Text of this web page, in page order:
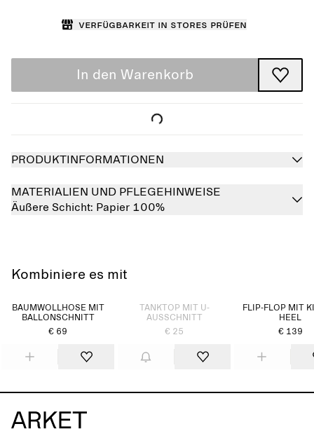
Verfügbarkeit in Stores prüfen
In den Warenkorb
PRODUKTINFORMATIONEN
MATERIALIEN UND PFLEGEHINWEISE
Äußere Schicht: Papier 100%
Kombiniere es mit
BAUMWOLLHOSE MIT
BALLONSCHNITT
€ 69
TANKTOP MIT U-
AUSSCHNITT
€ 25
FLIP-FLOP MIT
HEEL
€ 139